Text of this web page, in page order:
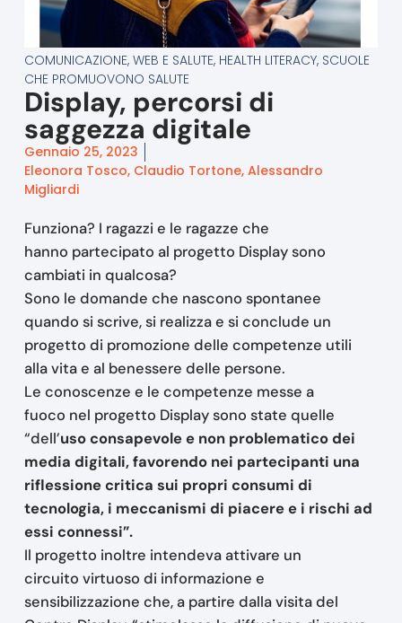
COMUNICAZIONE, WEB E SALUTE, HEALTH LITERACY, SCUOLE
CHE PROMUOVONO SALUTE
Display, percorsi di
saggezza digitale
Gennaio 25, 2023
Eleonora Tosco, Claudio Tortone, Alessandro
Migliardi
Funziona? I ragazzi e le ragazze che
hanno partecipato al progetto Display sono
cambiati in qualcosa?
Sono le domande che nascono spontanee
quando si scrive, si realizza e si conclude un
progetto di promozione delle competenze utili
alla vita e al benessere delle persone.
Le conoscenze e le competenze messe a
fuoco nel progetto Display sono state quelle
“dell’uso consapevole e non problematico dei
media digitali, favorendo nei partecipanti una
riflessionecritica sui propri consumi di
tecnologia, i meccanismi di piacere e i rischi ad
essi connessi”.
Il progetto inoltre intendeva attivare un
circuito virtuoso di informazione e
sensibilizzazione che, a partire dalla visita del